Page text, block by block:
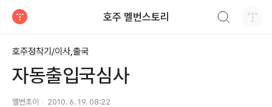
호주 멜번스토리
호주정착기/이사,출국
자동출입국심사
멜번초이 2010. 6. 19. 08:22